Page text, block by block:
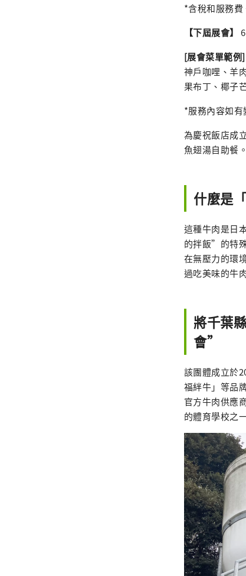
*含稅和服務費
【下屆展會】
[展會菜單範例]
神戶咖哩、羊
果布丁、椰子
*服務內容如有
為慶祝飯店成
魚翅湯自助餐。
什麼是
這種牛肉是日
的拌飯”的特
在無壓力的環
過吃美味的牛
將千葉
會”
該團體成立於
福絆牛」等品
官方牛肉供應
的體育學校之